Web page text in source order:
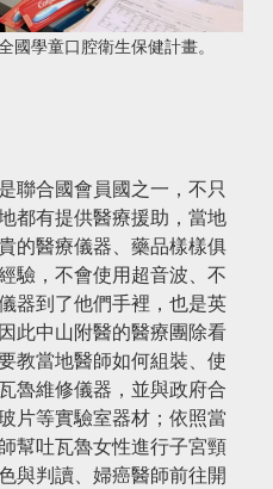
國學童口腔衛生保健計畫。
聯合國會員國之一，不只
都有提供醫療援助，當地
的醫療儀器、藥品樣樣俱
驗，不會使用超音波、不
器到了他們手裡，也是英
此中山附醫的醫療團除看
教當地醫師如何組裝、使
魯維修儀器，並與政府合
片等實驗室器材；依照當
幫吐瓦魯女性進行子宮頸
與判讀、婦癌醫師前往開